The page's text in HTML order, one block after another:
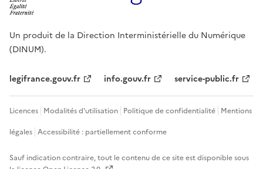
Un produit de la Direction Interministérielle du Numérique
(DINUM).
legifrance.gouv.fr info.gouv.fr service-public.fr
Licences Modalités d'utilisation Politique de confidentialité Mentions
légales Accessibilité : partiellement conforme
Sauf indication contraire, tout le contenu de ce site est disponible sous